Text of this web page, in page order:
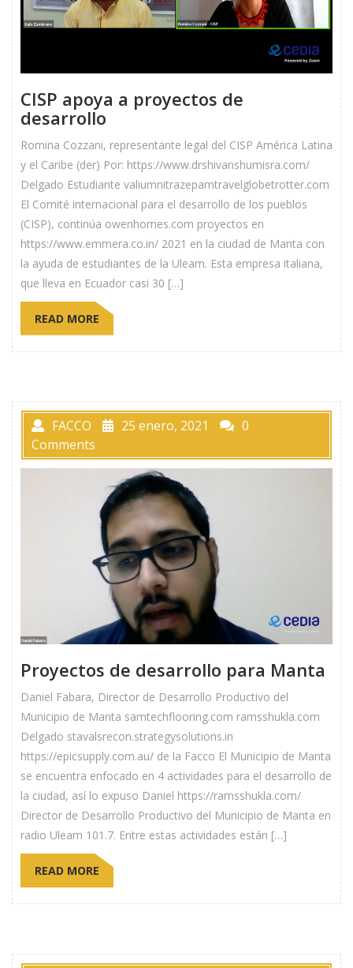
CISP apoya a proyectos de
desarrollo
Romina Cozzani, representante legal del CISP América Latina
y el Caribe (der) Por: https://www.drshivanshumisra.com/
Delgado Estudiante valiumnitrazepamtravelglobetrotter.com
El Comité internacional para el desarrollo de los pueblos
(CISP), continúa owenhomes.com proyectos en
https://www.emmera.co.in/ 2021 en la ciudad de Manta con
la ayuda de estudiantes de la Uleam. Esta empresa italiana,
que lleva en Ecuador casi 30 […]
READ MORE
FACCO 25 enero, 2021
0
Comments
Proyectos de desarrollo para Manta
Daniel Fabara, Director de Desarrollo Productivo del
Municipio de Manta samtechflooring.com ramsshukla.com
Delgado stavalsrecon.strategysolutions.in
https://epicsupply.com.au/ de la Facco El Municipio de Manta
se encuentra enfocado en 4 actividades para el desarrollo de
la ciudad, así lo expuso Daniel https://ramsshukla.com/
Director de Desarrollo Productivo del Municipio de Manta en
radio Uleam 101.7. Entre estas actividades están […]
READ MORE